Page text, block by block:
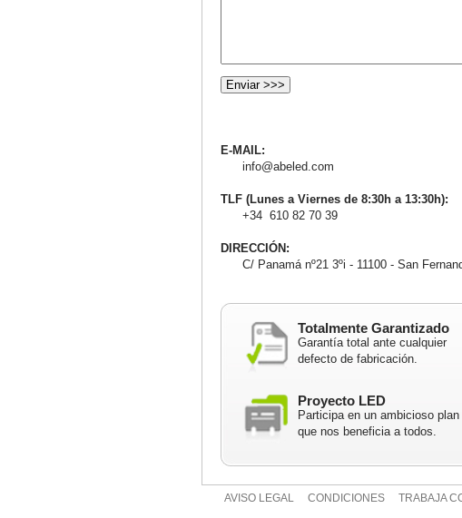
E-MAIL:
info@abeled.com
TLF (Lunes a Viernes de 8:30h a 13:30h):
+34 610 82 70 39
DIRECCIÓN:
C/ Panamá nº21 3ºi - 11100 - San
Totalmente Garantizado
Garantía total ante cualquier
defecto de fabricación.
Proyecto LED
Participa en un ambicioso plan
que nos beneficia a todos.
AVISO LEGAL CONDICIONES TRABAJA